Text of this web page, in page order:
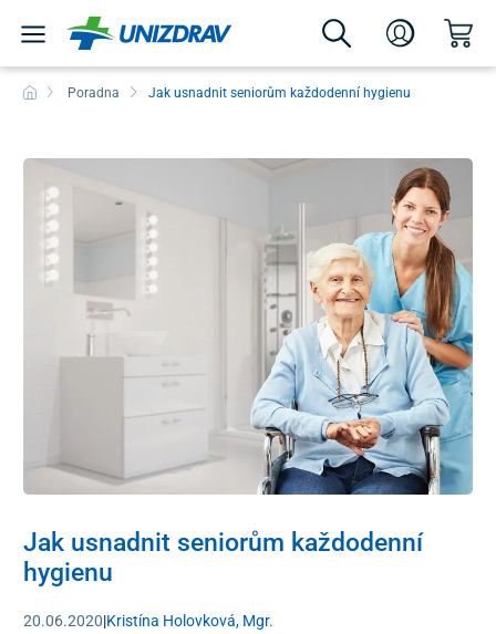
Poradna Jak usnadnit seniorům každodenní hygienu
Jak usnadnit seniorům každodenní
hygienu
20.06.2020|Kristína Holovková, Mgr.